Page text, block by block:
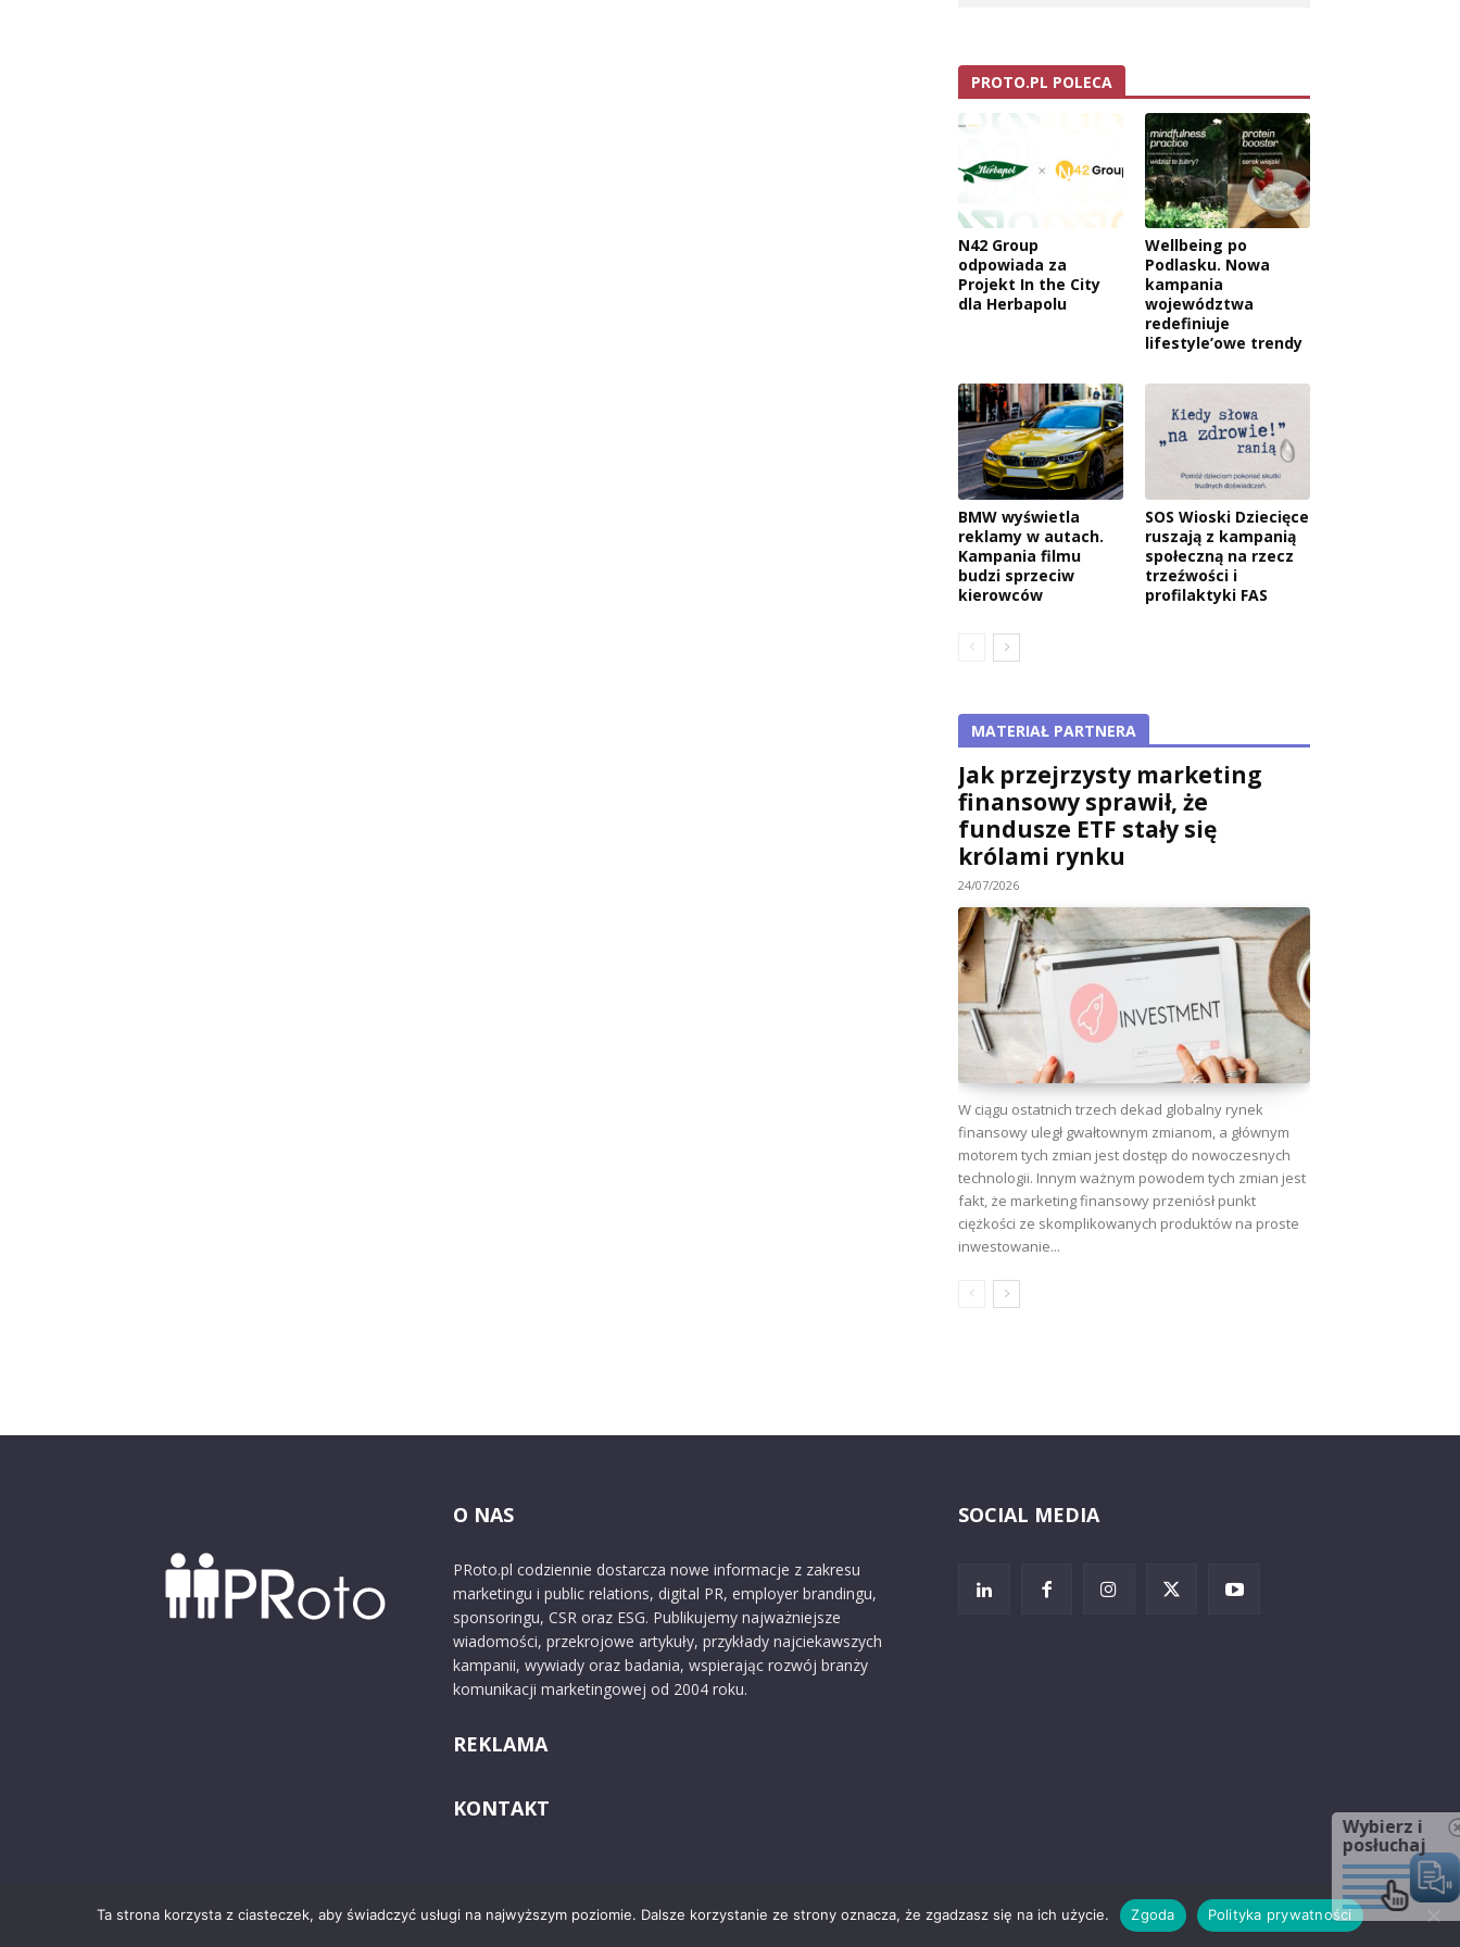
PROTO.PL POLECA
N42 Group
odpowiada za
Projekt In the City
dla Herbapolu
Wellbeing po
Podlasku. Nowa
kampania
województwa
redefiniuje
lifestyle’owe trendy
BMW wyświetla
reklamy w autach.
Kampania filmu
budzi sprzeciw
kierowców
SOS Wioski Dziecięce
ruszają z kampanią
społeczną na rzecz
trzeźwości i
profilaktyki FAS
MATERIAŁ PARTNERA
Jak przejrzysty marketing
finansowy sprawił, że
fundusze ETF stały się
królami rynku
24/07/2026
W ciągu ostatnich trzech dekad globalny rynek
finansowy uległ gwałtownym zmianom, a głównym
motorem tych zmian jest dostęp do nowoczesnych
technologii. Innym ważnym powodem tych zmian jest
fakt, że marketing finansowy przeniósł punkt
ciężkości ze skomplikowanych produktów na proste
inwestowanie...
O NAS
PRoto.pl codziennie dostarcza nowe informacje z zakresu
marketingu i public relations, digital PR, employer brandingu,
sponsoringu, CSR oraz ESG. Publikujemy najważniejsze
wiadomości, przekrojowe artykuły, przykłady najciekawszych
kampanii, wywiady oraz badania, wspierając rozwój branży
komunikacji marketingowej od 2004 roku.
REKLAMA
KONTAKT
SOCIAL MEDIA
© 2024 PRoto.pl O nas Reklama Zastrzeżenia prawne
Ta strona korzysta z ciasteczek, aby świadczyć usługi na najwyższym poziomie. Dalsze korzystanie ze strony oznacza, że zgadzasz się na ich użycie. Zgoda Polityka prywatności
Wybierz i
posłuchaj